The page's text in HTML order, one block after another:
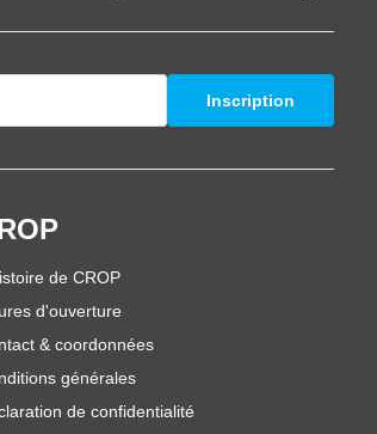
Inscription
de CROP
d'ouverture
& coordonnées
générales
de confidentialité